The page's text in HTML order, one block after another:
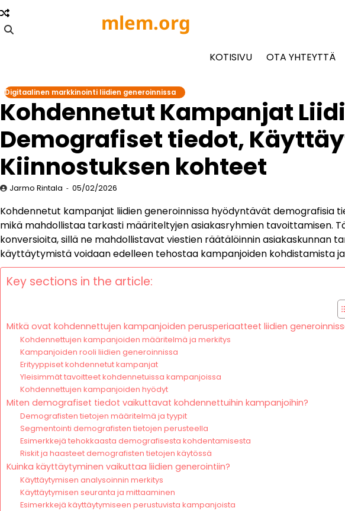
Skip
to
content
mlem.org
KOTISIVU OTA YHTEYTTÄ
Digitaalinen markkinointi liidien generoinnissa
Kohdennetut Kampanjat
Demografiset tiedot,
Kiinnostuksen kohteet
Jarmo Rintala 05/02/2026
Kohdennetut kampanjat liidien generoinnissa hyödyntävät demografisia
mikä mahdollistaa tarkasti määriteltyjen asiakasryhmien tavoittamisen.
konversioita, sillä ne mahdollistavat viestien räätälöinnin asiakaskunnan
käyttäytymistä voidaan edelleen tehostaa kampanjoiden kohdistamista
Key sections in the article:
Mitkä ovat kohdennettujen kampanjoiden perusperiaatteet liidien
Kohdennettujen kampanjoiden määritelmä ja merkitys
Kampanjoiden rooli liidien generoinnissa
Erityyppiset kohdennetut kampanjat
Yleisimmät tavoitteet kohdennetuissa kampanjoissa
Kohdennettujen kampanjoiden hyödyt
Miten demografiset tiedot vaikuttavat kohdennettuihin kampanjoihin?
Demografisten tietojen määritelmä ja tyypit
Segmentointi demografisten tietojen perusteella
Esimerkkejä tehokkaasta demografisesta kohdentamisesta
Riskit ja haasteet demografisten tietojen käytössä
Kuinka käyttäytyminen vaikuttaa liidien generointiin?
Käyttäytymisen analysoinnin merkitys
Käyttäytymisen seuranta ja mittaaminen
Esimerkkejä käyttäytymiseen perustuvista kampanjoista